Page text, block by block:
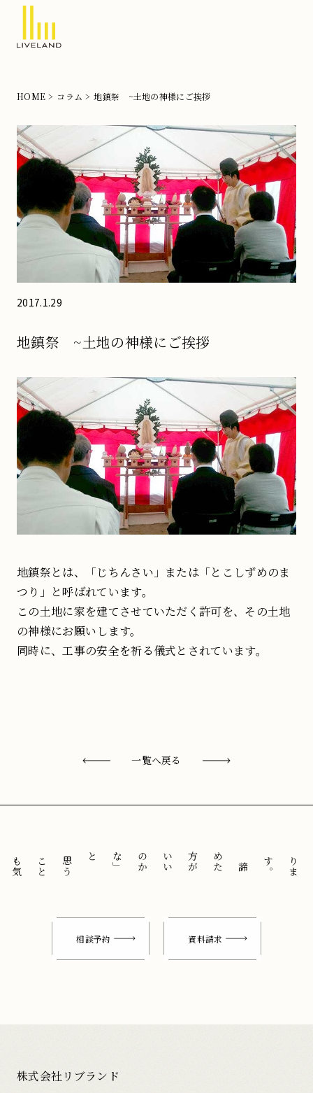
の
文
住
宅
な
ら
リ
ド
HOME コラム 地鎮祭 ~土地の神様にご挨拶
2017.1.29
地鎮祭 ~土地の神様にご挨拶
地鎮祭とは、「じちんさい」または「とこしずめのま
つり」と呼ばれています。
この土地に家を建てさせていただく許可を、その土地
の神様にお願いします。
同時に、工事の安全を祈る儀式とされています。
一覧へ戻る
。
「
諦
め
た
方
が
い
い
の
か
な
」
と
思
う
こ
と
も
気
に
せ
ずに
相談予約 資料請求
株式会社リブランド